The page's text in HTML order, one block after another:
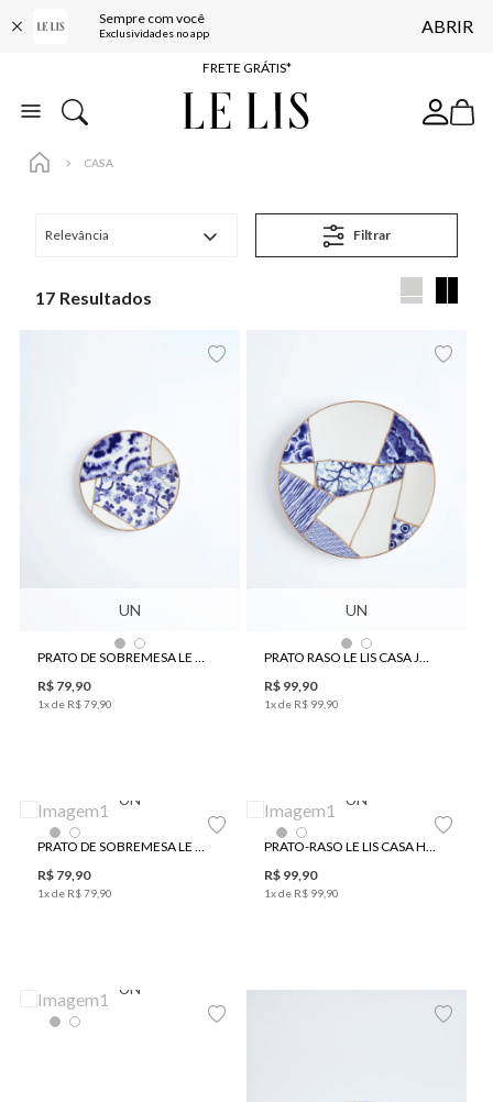
Sempre com você
Exclusividades no app ABRIR
ENTREGA EXPRESSA*
FRETE GRÁTIS*
BAIXE O APP
CASA
Relevância Filtrar
17
UN
PRATO DE SOBREMESA LE LIS CASA JAPÃO
R$ 79 90
1x de R$79 90
UN
PRATO RASO LE LIS CASA JAPÃO
R$ 99 90
1x de R$ 99 90
UN
PRATO DE SOBREMESA LE LIS CASA HORTA
R$ 79 90
1x de R$79 90
UN
PRATO-RASO LE LIS CASA HORTA
R$ 99 90
1x de R$ 99 90
UN